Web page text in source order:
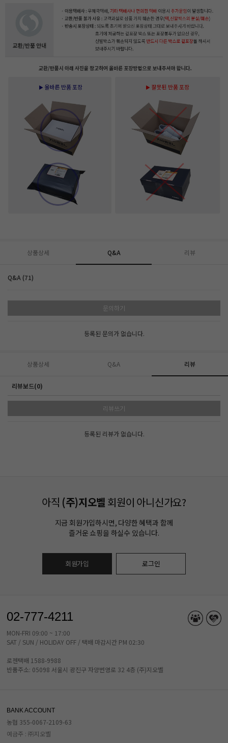
상품상세 Q&A 리뷰
Q&A (71)
문의하기
등록된 문의가 없습니다.
상품상세 Q&A 리뷰
리뷰보드(0)
리뷰쓰기
등록된 리뷰가 없습니다.
아직 (주)지오벨 회원이 아니신가요?
지금 회원가입하시면, 다양한 혜택과 함께
즐거운 쇼핑을 하실수 있습니다.
회원가입 로그인
02-777-4211
MON-FRI 09:00 ~ 17:00
SAT / SUN / HOLIDAY OFF / 택배 마감시간 PM 02:30
로젠택배 1588-9988
반품주소: 05098 서울시 광진구 자양번영로 32 4층 (주)지오벨
BANK ACCOUNT
농협 355-0067-2109-63
예금주 : ㈜지오벨